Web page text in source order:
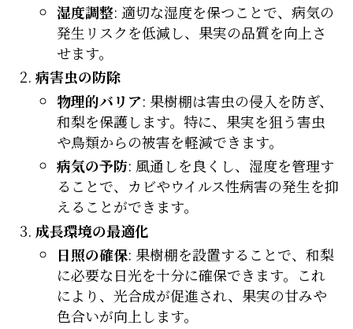
湿度調整: 適切な湿度を保つことで、病気の
発生リスクを低減し、果実の品質を向上さ
せます。
病害虫の防除
物理的バリア: 果樹棚は害虫の侵入を防ぎ、
和梨を保護します。特に、果実を狙う害虫
や鳥類からの被害を軽減できます。
病気の予防: 風通しを良くし、湿度を管理す
ることで、カビやウイルス性病害の発生を抑
えることができます。
成長環境の最適化
日照の確保: 果樹棚を設置することで、和梨
に必要な日光を十分に確保できます。これ
により、光合成が促進され、果実の甘みや
色合いが向上します。